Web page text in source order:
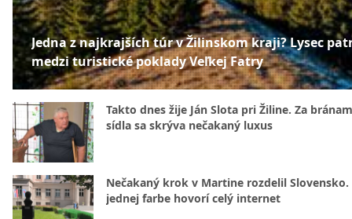
Jedna z najkrajších túr v Žilinskom kraji? Lysec
medzi turistické poklady Veľkej Fatry
Takto dnes žije Ján Slota pri Žiline. Za
sídla sa skrýva nečakaný luxus
Nečakaný krok v Martine rozdelil Slovensko.
jednej farbe hovorí celý internet